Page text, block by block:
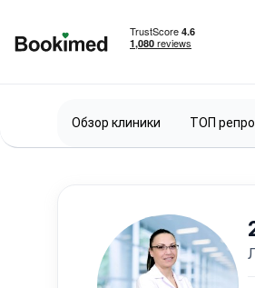
Обзор клиники ТОП